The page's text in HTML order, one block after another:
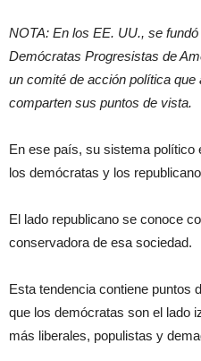
NOTA: En los EE. UU., se
Demócratas Progresistas de
un comité de acción política
comparten sus puntos de vista.
En ese país, su sistema político
los demócratas y los
El lado republicano se conoce
conservadora de esa sociedad.
Esta tendencia contiene puntos
que los demócratas son el lado
más liberales, populistas y